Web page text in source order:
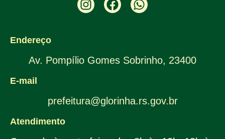
Endereço
Av. Pompílio Gomes Sobrinho, 23400
E-mail
prefeitura@glorinha.rs.gov.br
Atendimento